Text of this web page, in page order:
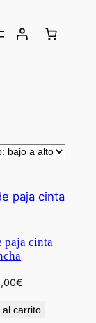
paja cinta
€
al carrito